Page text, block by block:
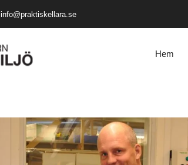
info@praktiskellara.se
Hem